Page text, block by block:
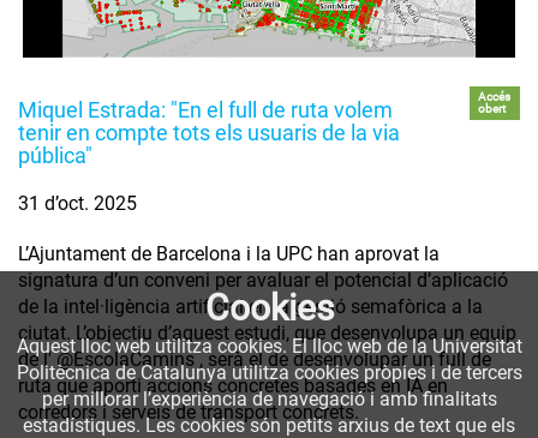
Miquel Estrada: "En el full de ruta volem
tenir en compte tots els usuaris de la via
pública"
Accés
obert
31 d’oct. 2025
L’Ajuntament de Barcelona i la UPC han aprovat la
signatura d’un conveni per avaluar el potencial d’aplicació
de la intel·ligència artificial en la gestió semafòrica a la
ciutat. L’objectiu d’aquest estudi, que desenvolupa un equip
de l' @EscolaCamins , serà el de desenvolupar un full de
ruta que aporti accions concretes basades en IA en
corredors i serveis de transport concrets.
Cookies
Aquest lloc web utilitza cookies. El lloc web de la Universitat
Politècnica de Catalunya utilitza cookies pròpies i de tercers
per millorar l’experiència de navegació i amb finalitats
estadístiques. Les cookies són petits arxius de text que els